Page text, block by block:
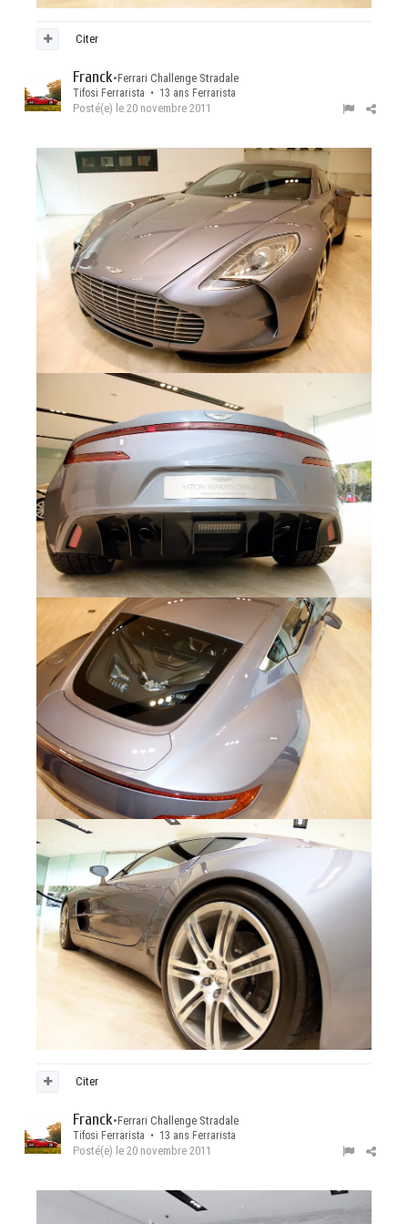
Citer
Franck•Ferrari Challenge Stradale
Tifosi Ferrarista • 13 ans Ferrarista
Posté(e) le 20 novembre 2011
Citer
Franck•Ferrari Challenge Stradale
Tifosi Ferrarista • 13 ans Ferrarista
Posté(e) le 20 novembre 2011